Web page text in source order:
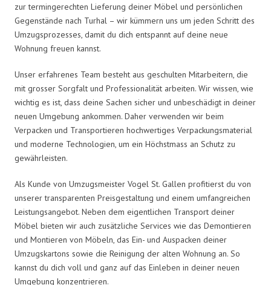
zur termingerechten Lieferung deiner Möbel und persönlichen
Gegenstände nach Turhal – wir kümmern uns um jeden Schritt des
Umzugsprozesses, damit du dich entspannt auf deine neue
Wohnung freuen kannst.
Unser erfahrenes Team besteht aus geschulten Mitarbeitern, die
mit grosser Sorgfalt und Professionalität arbeiten. Wir wissen, wie
wichtig es ist, dass deine Sachen sicher und unbeschädigt in deiner
neuen Umgebung ankommen. Daher verwenden wir beim
Verpacken und Transportieren hochwertiges Verpackungsmaterial
und moderne Technologien, um ein Höchstmass an Schutz zu
gewährleisten.
Als Kunde von Umzugsmeister Vogel St. Gallen profitierst du von
unserer transparenten Preisgestaltung und einem umfangreichen
Leistungsangebot. Neben dem eigentlichen Transport deiner
Möbel bieten wir auch zusätzliche Services wie das Demontieren
und Montieren von Möbeln, das Ein- und Auspacken deiner
Umzugskartons sowie die Reinigung der alten Wohnung an. So
kannst du dich voll und ganz auf das Einleben in deiner neuen
Umgebung konzentrieren.